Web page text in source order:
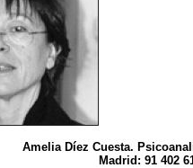
Amelia Díez Cuesta.
Madrid: 91 402